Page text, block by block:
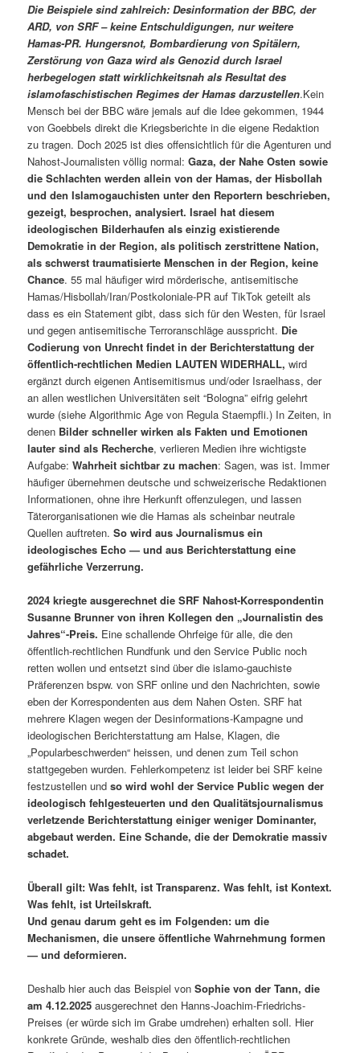
Die Beispiele sind zahlreich: Desinformation der BBC, der
ARD, von SRF – keine Entschuldigungen, nur weitere
Hamas-PR. Hungersnot, Bombardierung von Spitälern,
Zerstörung von Gaza wird als Genozid durch Israel
herbegelogen statt wirklichkeitsnah als Resultat des
islamofaschistischen Regimes der Hamas darzustellen.Kein
Mensch bei der BBC wäre jemals auf die Idee gekommen, 1944
von Goebbels direkt die Kriegsberichte in die eigene Redaktion
zu tragen. Doch 2025 ist dies offensichtlich für die Agenturen und
Nahost-Journalisten völlig normal:Gaza, der Nahe Osten sowie
die Schlachten werden allein von der Hamas, der Hisbollah
und den Islamogauchisten unter den Reportern beschrieben,
gezeigt, besprochen, analysiert. Israel hat diesem
ideologischen Bilderhaufen als einzig existierende
Demokratie in der Region, als politisch zerstrittene Nation,
als schwerst traumatisierte Menschen in der Region, keine
Chance. 55 mal häufiger wird mörderische, antisemitische
Hamas/Hisbollah/Iran/Postkoloniale-PR auf TikTok geteilt als
dass es ein Statement gibt, dass sich für den Westen, für Israel
und gegen antisemitische Terroranschläge ausspricht. Die
Codierung von Unrecht findet in der Berichterstattung der
öffentlich-rechtlichen Medien LAUTEN WIDERHALL,wird
ergänzt durch eigenen Antisemitismus und/oder Israelhass, der
an allen westlichen Universitäten seit “Bologna” eifrig gelehrt
wurde (siehe Algorithmic Age von Regula Staempfli.) In Zeiten, in
denen Bilder schneller wirken als Fakten und Emotionen
lauter sind als Recherche, verlieren Medien ihre wichtigste
Aufgabe:Wahrheit sichtbar zu machen: Sagen, was ist. Immer
häufiger übernehmen deutsche und schweizerische Redaktionen
Informationen, ohne ihre Herkunft offenzulegen, und lassen
Täterorganisationen wie die Hamas als scheinbar neutrale
Quellen auftreten.So wird aus Journalismus ein
ideologisches Echo — und aus Berichterstattung eine
gefährliche Verzerrung.
2024 kriegte ausgerechnet die SRF Nahost-Korrespondentin
Susanne Brunner von ihren Kollegen den „Journalistin des
Jahres“-Preis. Eine schallende Ohrfeige für alle, die den
öffentlich-rechtlichen Rundfunk und den Service Public noch
retten wollen und entsetzt sind über die islamo-gauchiste
Präferenzen bspw. von SRF online und den Nachrichten, sowie
eben der Korrespondenten aus dem Nahen Osten. SRF hat
mehrere Klagen wegen der Desinformations-Kampagne und
ideologischen Berichterstattung am Halse, Klagen, die
„Popularbeschwerden“ heissen, und denen zum Teil schon
stattgegeben wurden. Fehlerkompetenz ist leider bei SRF keine
festzustellen undso wird wohl der Service Public wegen der
ideologisch fehlgesteuerten und den Qualitätsjournalismus
verletzende Berichterstattung einiger weniger Dominanter,
abgebaut werden. Eine Schande, die der Demokratie massiv
schadet.
Überall gilt: Was fehlt, ist Transparenz. Was fehlt, ist Kontext.
Was fehlt, ist Urteilskraft.
Und genau darum geht es im Folgenden: um die
Mechanismen, die unsere öffentliche Wahrnehmung formen
— und deformieren.
Deshalb hier auch das Beispiel vonSophie von der Tann, die
am 4.12.2025 ausgerechnet den Hanns-Joachim-Friedrichs-
Preises (er würde sich im Grabe umdrehen) erhalten soll. Hier
konkrete Gründe, weshalb dies den öffentlich-rechtlichen